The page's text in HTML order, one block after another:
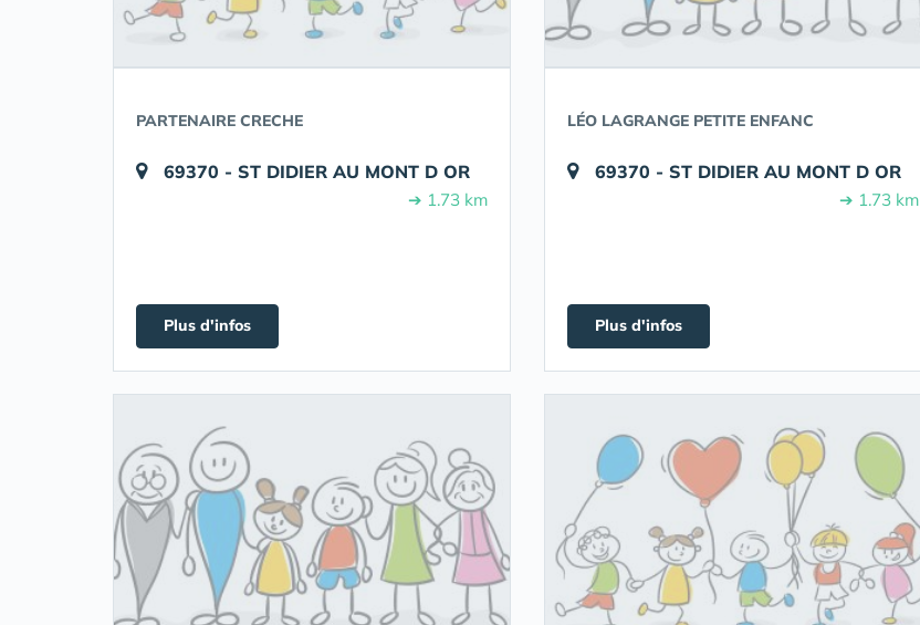
PARTENAIRE CRECHE
69370 - ST DIDIER AU MONT D OR
➔ 1.73 km
Plus d'infos
LÉO LAGRANGE PETITE ENFANC
69370 - ST DIDIER AU MONT D OR
➔ 1.73 km
Plus d'infos